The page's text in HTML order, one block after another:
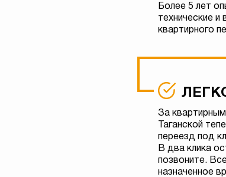
Более 5 лет
технические
квартирного
За
Таганской
переезд под
В два клика
позвоните.
назначенное